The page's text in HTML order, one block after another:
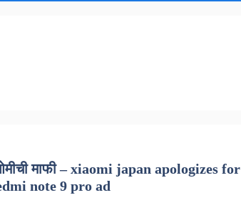
माफी – xiaomi japan apologizes for
note 9 pro ad